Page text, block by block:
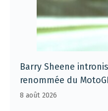
Barry Sheene
renommée du
8 août 2026